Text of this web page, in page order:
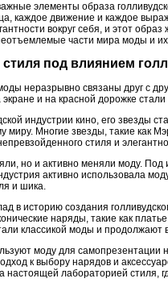
элементы образа
каждое движение и каждое
вокруг себя, и этот
части мира моды и
под влиянием
неразрывно связаны друг с
и на красной дорожке
индустрии кино, его звезды
Многие звезды, такие как
стиля и
но и активно меняли моду.
активно использовала
и шика.
в историю создания
наряды, такие как
классикой моды и продолжают
моду для
к выбору нарядов и
настоящей лабораторией